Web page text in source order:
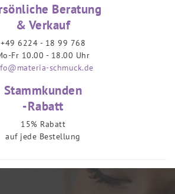
Beratung
& Verkauf
+49 6224 - 18 99 768
Fr 10.00 - 18.00 Uhr
schmuck.de
Stammkunden
-Rabatt
15% Rabatt
auf jede Bestellung